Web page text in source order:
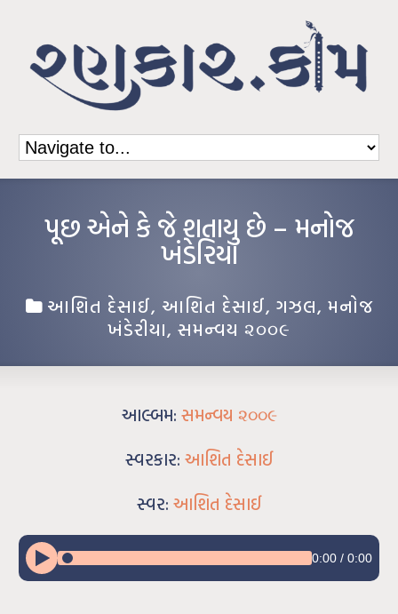
પૂછ એને કે જે શતાયુ છે – મનોજ
ખંડેરિયા
આશિત દેસાઈ, આશિત દેસાઈ, ગઝલ, મનોજ
ખંડેરીયા, સમન્વય ૨૦૦૯
આલ્બમ: સમન્વય ૨૦૦૯
સ્વરકાર: આશિત દેસાઈ
સ્વર: આશિત દેસાઈ
0:00/ 0:00